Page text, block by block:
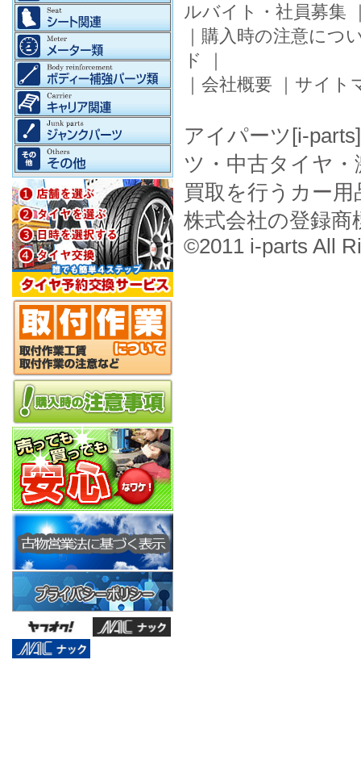
ルバイト・社員募集
｜ 購入時の注意につ
ド
｜
｜ 会社概要 ｜ サイト
アイパーツ[i-
ツ・中古タイヤ
買取を行うカー
株式会社の登録商
©2011 i-parts All